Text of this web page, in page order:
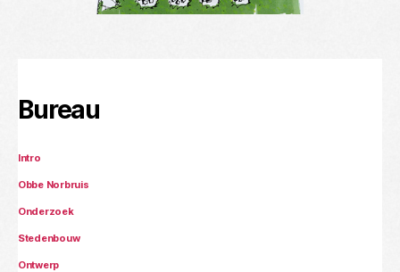
Bureau
Intro
Obbe Norbruis
Onderzoek
Stedenbouw
Ontwerp